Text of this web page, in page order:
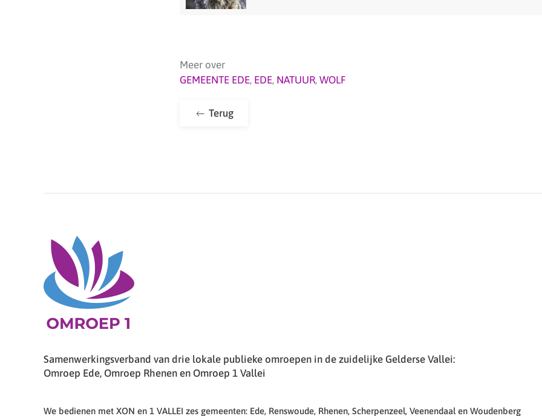
Meer over
GEMEENTE EDE, EDE, NATUUR, WOLF
Terug
Samenwerkingsverband van drie lokale publieke omroepen in de zuidelijke Gelderse Vallei:
Omroep Ede, Omroep Rhenen en Omroep 1 Vallei
We bedienen met XON en 1 VALLEI zes gemeenten: Ede, Renswoude, Rhenen, Scherpenzeel, Veenendaal en Woudenberg